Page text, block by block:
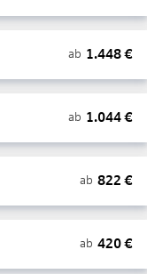
ab 1.448€
ab 1.044€
ab 822 €
ab 420€